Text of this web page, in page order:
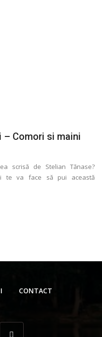
Comori si maini
scrisă de Stelian Tănase?
te va face să pui această
CONTACT